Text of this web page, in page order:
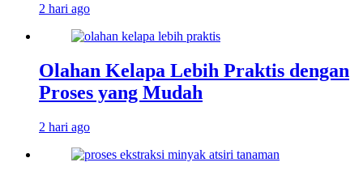
2 hari ago
Olahan Kelapa Lebih Praktis dengan
Proses yang Mudah
2 hari ago